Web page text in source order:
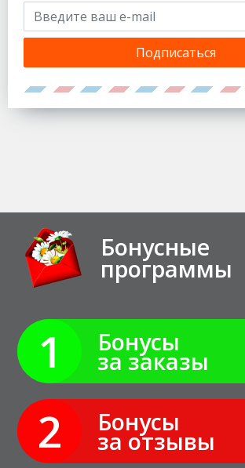
Подписаться
Бонусные
программы
1 Бонусы
за заказы
2 Бонусы
за отзывы